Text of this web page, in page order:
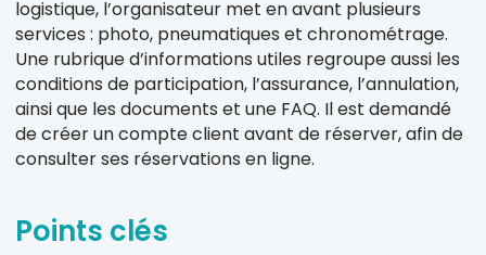
logistique, l’organisateur met en avant plusieurs
services : photo, pneumatiques et chronométrage.
Une rubrique d’informations utiles regroupe aussi les
conditions de participation, l’assurance, l’annulation,
ainsi que les documents et une FAQ. Il est demandé
de créer un compte client avant de réserver, afin de
consulter ses réservations en ligne.
Points clés